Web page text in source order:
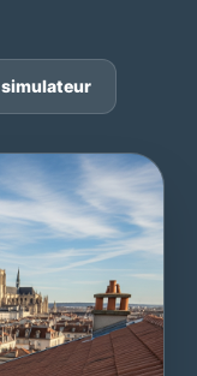
simulateur